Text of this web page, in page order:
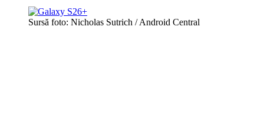
Sursă foto: Nicholas Sutrich / Android Central